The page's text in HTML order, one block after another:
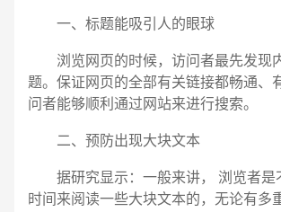
一、标题能吸引人的眼球
浏览网页的时候，访问者最先发现
题。保证网页的全部有关链接都畅通、
问者能够顺利通过网站来进行搜索。
二、预防出现大块文本
据研究显示：一般来讲， 浏览者是
时间来阅读一些大块文本的，无论有多